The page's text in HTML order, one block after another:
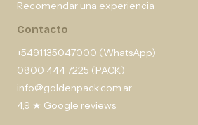
Recomendar una experiencia
Contacto
+5491135047000 (WhatsApp)
0800 444 7225 (PACK)
info@goldenpack.com.ar
4,9 ★ Google reviews